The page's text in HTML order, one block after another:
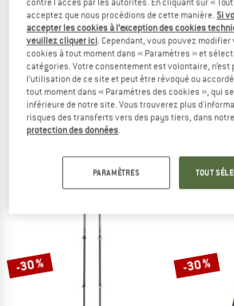
KOMPERDELL
Mountain Trail FXO
Bâtons de randonnée
4,0(8)
-30 % -30 %
acceptez que nous procédions de cette manière.Si
accepter les cookies à l’exception des cookies
veuillez cliquer ici. Cependant, vous pouvez
cookies à tout moment dans « Paramètres » et
catégories. Votre consentement est volontaire, n’est
l’utilisation de ce site et peut être révoqué ou
tout moment dans « Paramètres des cookies », qui
inférieure de notre site. Vous trouverez plus
risques des transferts vers des pays tiers, dans
protection des données.
PARAMÈTRES TOUT